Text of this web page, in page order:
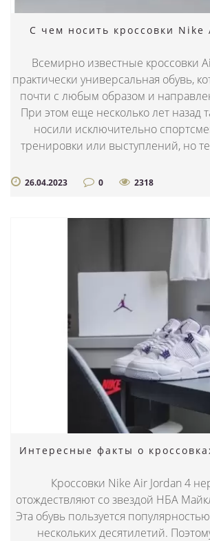
С чем носить кроссовки Nike
Всемирно известные кроссовки
практически универсальная обувь,
почти с любым образом и
При этом еще несколько лет назад
носили исключительно
тренировки или выступлений, но
26.04.2023 0 2318
Интересные факты о
Кроссовки Nike Air Jordan 4
отождествляют со звездой НБА
Эта обувь пользуется
нескольких десятилетий.